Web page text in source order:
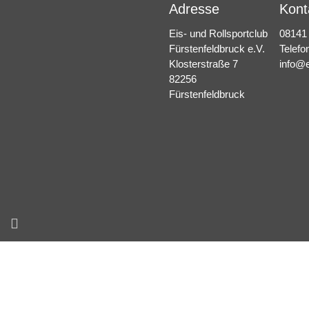
Adresse
Eis- und Rollsportclub
Fürstenfeldbruck e.V.
Klosterstraße 7
82256
Fürstenfeldbruck